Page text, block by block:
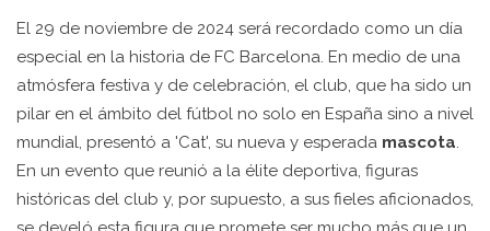
El 29 de noviembre de 2024 será recordado como un día
especial en la historia de FC Barcelona. En medio de una
atmósfera festiva y de celebración, el club, que ha sido un
pilar en el ámbito del fútbol no solo en España sino a nivel
mundial, presentó a 'Cat', su nueva y esperada mascota.
En un evento que reunió a la élite deportiva, figuras
históricas del club y, por supuesto, a sus fieles aficionados,